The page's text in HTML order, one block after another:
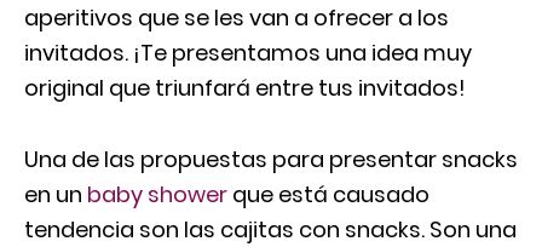
aperitivos que se les van a ofrecer a los
invitados. ¡Te presentamos una idea muy
original que triunfará entre tus invitados!
Una de las propuestas para presentar snacks
en un baby shower que está causado
tendencia son las cajitas con snacks. Son una